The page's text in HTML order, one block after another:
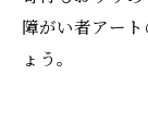
障がい者アー
ょう。